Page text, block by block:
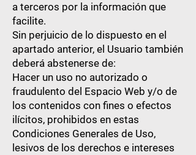
a terceros por la información que
facilite.
Sin perjuicio de lo dispuesto en el
apartado anterior, el Usuario también
deberá abstenerse de:
Hacer un uso no autorizado o
fraudulento del Espacio Web y/o de
los contenidos con fines o efectos
ilícitos, prohibidos en estas
Condiciones Generales de Uso,
lesivos de los derechos e intereses